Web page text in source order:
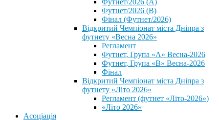
Футнет/2026 (А)
Футнет/2026 (В)
Фінал (Футнет/2026)
Відкритий Чемпіонат міста Дніпра з
футнету «Весна 2026»
Регламент
Футнет, Група «А» Весна-2026
Футнет, Група «В» Весна-2026
Фінал
Відкритий Чемпіонат міста Дніпра з
футнету «Літо 2026»
Регламент (футнет «Літо-2026»)
«Літо 2026»
Асоціація